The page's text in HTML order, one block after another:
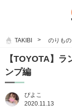
TAKIBI のりもの
【TOYOTA】
ンプ編
ぴよこ
2020.11.13